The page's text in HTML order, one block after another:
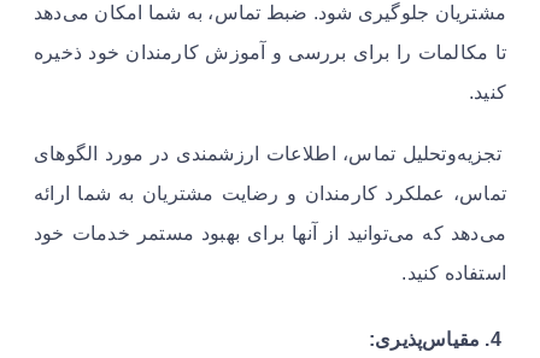
مشتریان جلوگیری شود. ضبط تماس، به شما امکان می‌دهد
تا مکالمات را برای بررسی و آموزش کارمندان خود ذخیره
کنید.
تجزیه‌وتحلیل تماس، اطلاعات ارزشمندی در مورد الگوهای
تماس، عملکرد کارمندان و رضایت مشتریان به شما ارائه
می‌دهد که می‌توانید از آنها برای بهبود مستمر خدمات خود
استفاده کنید.